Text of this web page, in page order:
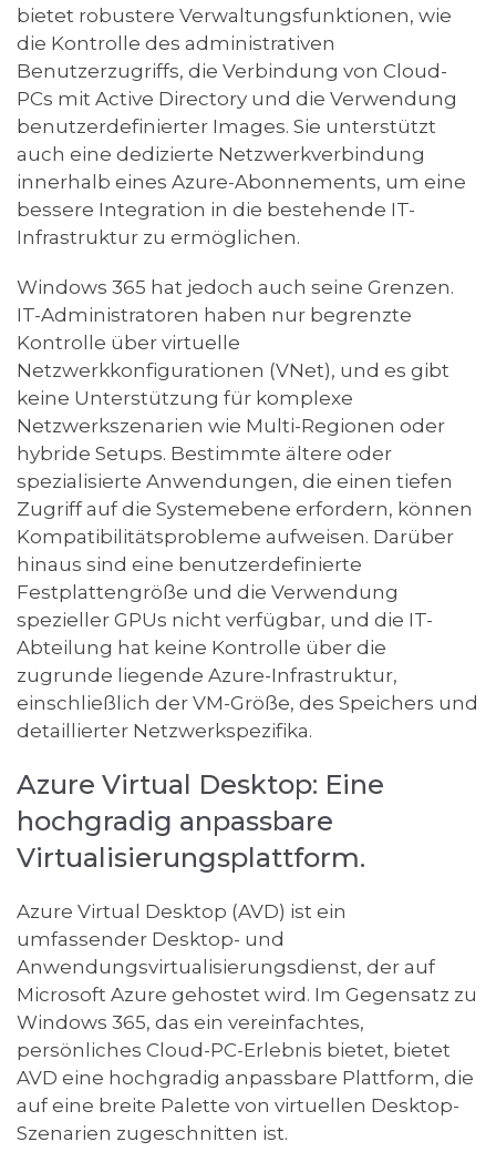
bietet robustere Verwaltungsfunktionen, wie
die Kontrolle des administrativen
Benutzerzugriffs, die Verbindung von Cloud-
PCs mit Active Directory und die Verwendung
benutzerdefinierter Images. Sie unterstützt
auch eine dedizierte Netzwerkverbindung
innerhalb eines Azure-Abonnements, um eine
bessere Integration in die bestehende IT-
Infrastruktur zu ermöglichen.
Windows 365 hat jedoch auch seine Grenzen.
IT-Administratoren haben nur begrenzte
Kontrolle über virtuelle
Netzwerkkonfigurationen (VNet), und es gibt
keine Unterstützung für komplexe
Netzwerkszenarien wie Multi-Regionen oder
hybride Setups. Bestimmte ältere oder
spezialisierte Anwendungen, die einen tiefen
Zugriff auf die Systemebene erfordern, können
Kompatibilitätsprobleme aufweisen. Darüber
hinaus sind eine benutzerdefinierte
Festplattengröße und die Verwendung
spezieller GPUs nicht verfügbar, und die IT-
Abteilung hat keine Kontrolle über die
zugrunde liegende Azure-Infrastruktur,
einschließlich der VM-Größe, des Speichers und
detaillierter Netzwerkspezifika.
Azure Virtual Desktop: Eine
hochgradig anpassbare
Virtualisierungsplattform.
Azure Virtual Desktop (AVD) ist ein
umfassender Desktop- und
Anwendungsvirtualisierungsdienst, der auf
Microsoft Azure gehostet wird. Im Gegensatz zu
Windows 365, das ein vereinfachtes,
persönliches Cloud-PC-Erlebnis bietet, bietet
AVD eine hochgradig anpassbare Plattform, die
auf eine breite Palette von virtuellen Desktop-
Szenarien zugeschnitten ist.